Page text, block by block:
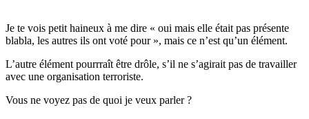
Je te vois petit haineux à me dire « oui mais elle était pas présente
blabla, les autres ils ont voté pour », mais ce n’est qu’un élément.
L’autre élément pourrraît être drôle, s’il ne s’agirait pas de travailler
avec une organisation terroriste.
Vous ne voyez pas de quoi je veux parler ?